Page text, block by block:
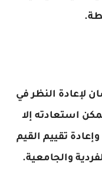
لإعادة النظر في
استعادته إلا
تقييم القيم
والجامعية.